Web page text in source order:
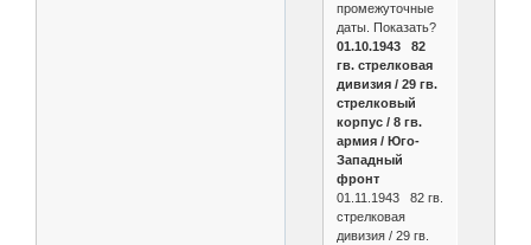
промежуточные
даты. Показать?
01.10.1943 82
гв. стрелковая
дивизия / 29 гв.
стрелковый
корпус / 8 гв.
армия / Юго-
Западный
фронт
01.11.1943 82 гв.
стрелковая
дивизия / 29 гв.